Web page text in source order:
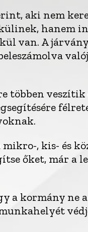
aki nem
hanem
van. A
többen
, kis- és
őket, már a
a kormány ne